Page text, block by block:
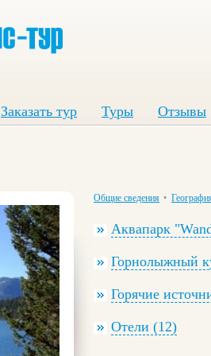
Заказать тур Туры Отзывы
Общие сведения •
Аквапарк
Горнолыжный
Горячие
Отели (12)